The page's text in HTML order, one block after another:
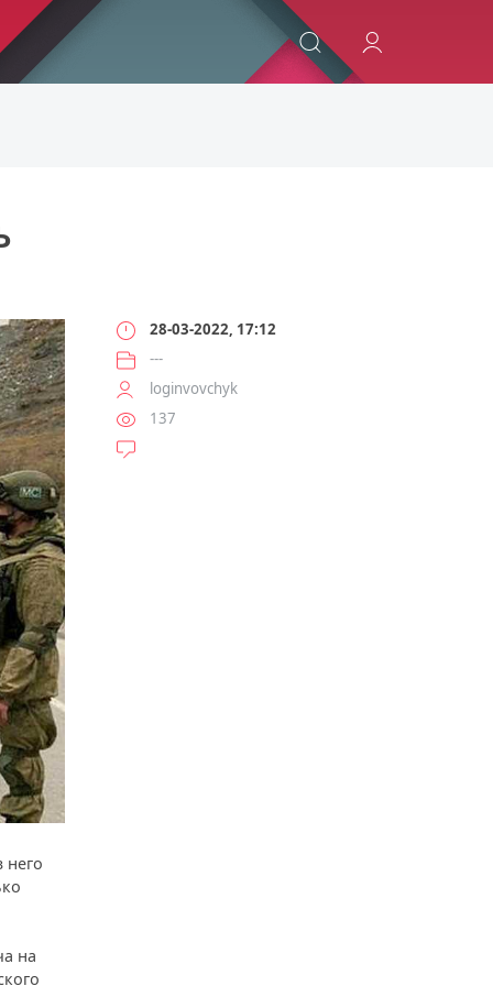
ИСКАТЬ
28-03-2022, 17:12
---
loginvovchyk
137
него
на